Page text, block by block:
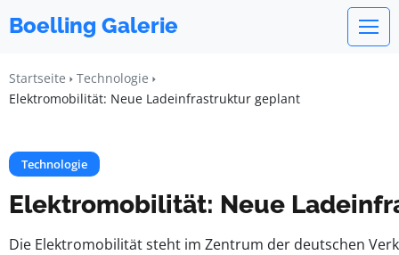
Boelling Galerie
Startseite
Technologie
Elektromobilität: Neue Ladeinfrastruktur geplant
Technologie
Elektromobilität: Neue
Die Elektromobilität steht im Zentrum der deutschen